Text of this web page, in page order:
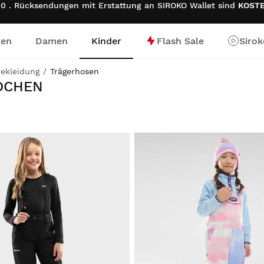
. Rücksendungen mit Erstattung an SIROKO Wallet sind
Damen Kinder Flash Sale
Trägerhosen